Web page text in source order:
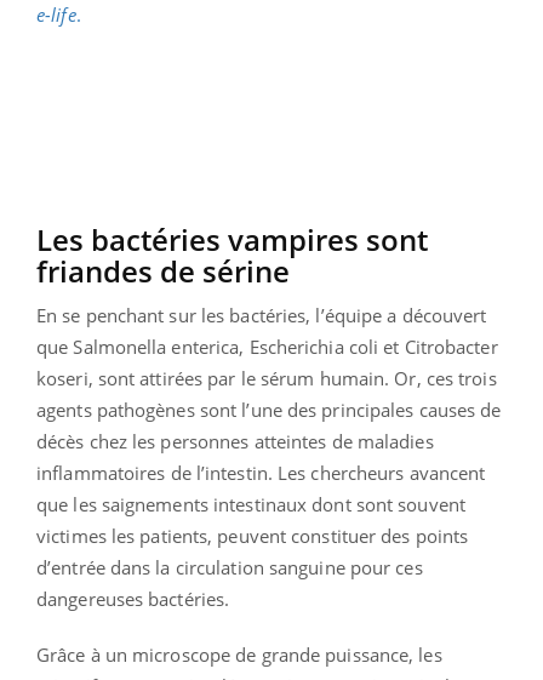
e-life.
Les bactéries vampires sont
friandes de sérine
En se penchant sur les bactéries, l’équipe a découvert
que Salmonella enterica, Escherichia coli et Citrobacter
koseri, sont attirées par le sérum humain. Or, ces trois
agents pathogènes sont l’une des principales causes de
décès chez les personnes atteintes de maladies
inflammatoires de l’intestin. Les chercheurs avancent
que les saignements intestinaux dont sont souvent
victimes les patients, peuvent constituer des points
d’entrée dans la circulation sanguine pour ces
dangereuses bactéries.
Grâce à un microscope de grande puissance, les